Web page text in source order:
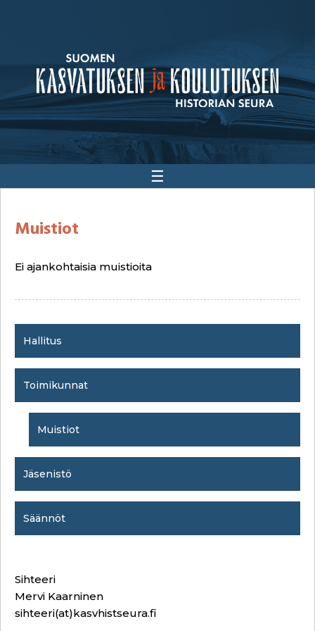
☰
Muistiot
Ei ajankohtaisia muistioita
Hallitus
Toimikunnat
Muistiot
Jäsenistö
Säännöt
Sihteeri
Mervi Kaarninen
sihteeri(at)kasvhistseura.fi